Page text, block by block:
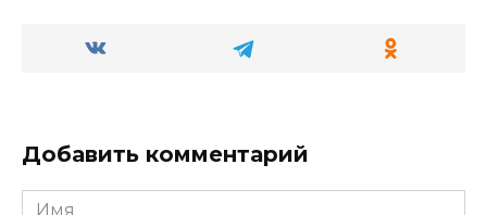
Добавить комментарий
Имя